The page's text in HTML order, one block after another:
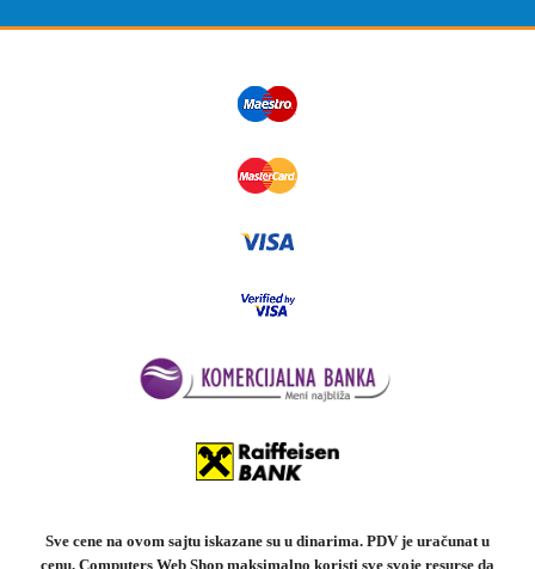
Sve cene na ovom sajtu iskazane su u dinarima. PDV je uračunat u
cenu. Computers Web Shop maksimalno koristi sve svoje resurse da